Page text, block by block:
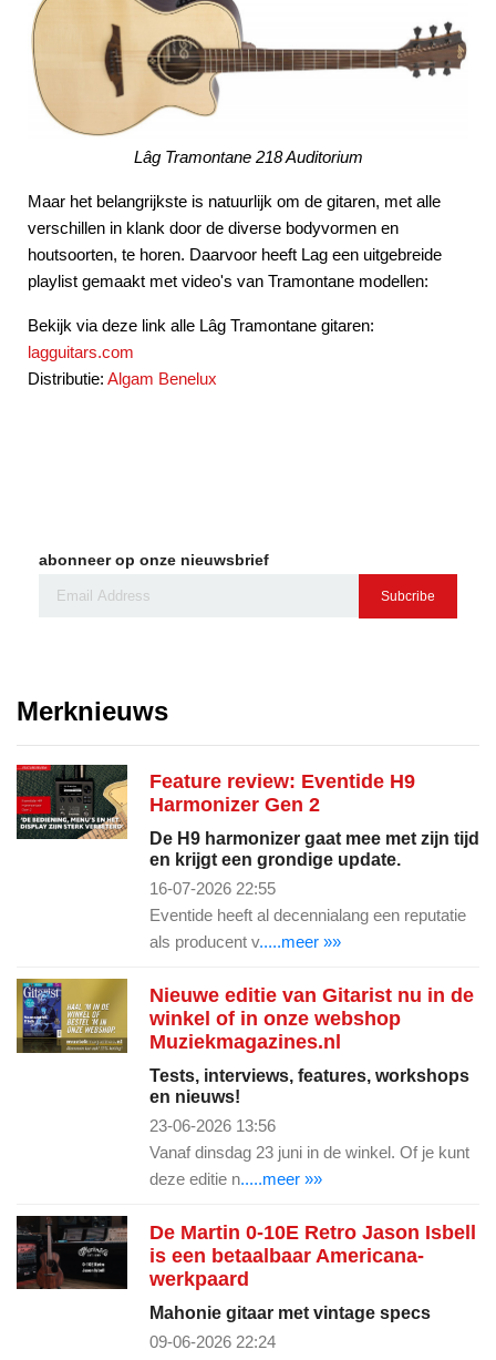
Lâg Tramontane 218 Auditorium
Maar het belangrijkste is natuurlijk om de gitaren, met alle
verschillen in klank door de diverse bodyvormen en
houtsoorten, te horen. Daarvoor heeft Lag een uitgebreide
playlist gemaakt met video's van Tramontane modellen:
Bekijk via deze link alle Lâg Tramontane gitaren:
lagguitars.com
Distributie: Algam Benelux
abonneer op onze nieuwsbrief
Subcribe
Merknieuws
Feature review: Eventide H9
Harmonizer Gen 2
De H9 harmonizer gaat mee met zijn tijd
en krijgt een grondige update.
16-07-2026 22:55
Eventide heeft al decennialang een reputatie
als producent v.....meer »»
Nieuwe editie van Gitarist nu in de
winkel of in onze webshop
Muziekmagazines.nl
Tests, interviews, features, workshops
en nieuws!
23-06-2026 13:56
Vanaf dinsdag 23 juni in de winkel. Of je kunt
deze editie n.....meer »»
De Martin 0-10E Retro Jason Isbell
is een betaalbaar Americana-
werkpaard
Mahonie gitaar met vintage specs
09-06-2026 22:24